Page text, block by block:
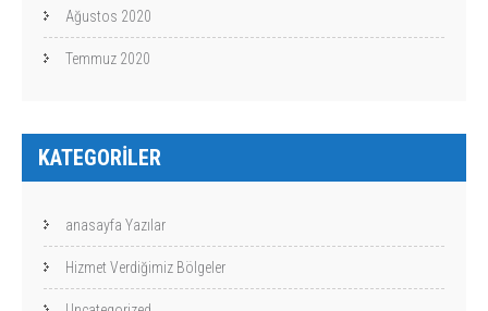
Ağustos 2020
Temmuz 2020
KATEGORILER
anasayfa Yazılar
Hizmet Verdiğimiz Bölgeler